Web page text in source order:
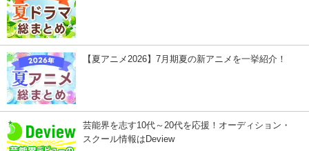
【夏アニメ2026】7月期夏の新アニメを一挙紹介！
芸能界を志す10代～20代を応援！オーディション・
スクール情報はDeview